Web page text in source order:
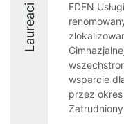
Laureaci
EDEN
wsparcie
przez